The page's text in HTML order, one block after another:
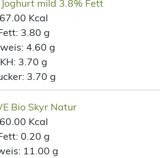
mild 3.8% Fett
67.00 Kcal
3.80 g
4.60 g
KH: 3.70 g
3.70 g
Bio Skyr Natur
60.00 Kcal
0.20 g
11.00 g